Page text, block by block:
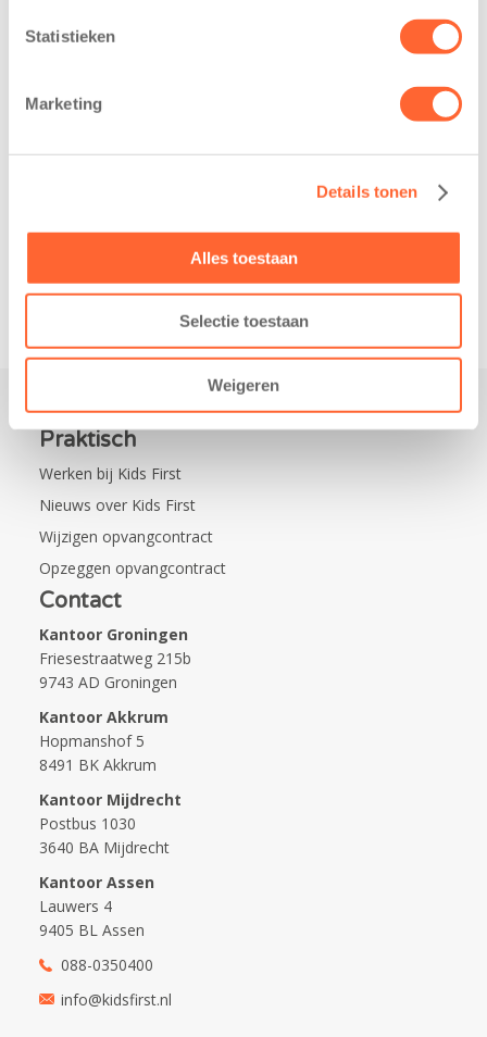
Statistieken
Marketing
Details tonen
Alles toestaan
Selectie toestaan
Weigeren
Eelde trainden
voor de Kids First
kregen een…
realisatie van een
de wijk Wiarda in
Leeuwarden Zuid.
Na…
Praktisch
Werken bij Kids First
Nieuws over Kids First
Wijzigen opvangcontract
Opzeggen opvangcontract
Contact
Kantoor Groningen
Friesestraatweg 215b
9743 AD Groningen
Kantoor Akkrum
Hopmanshof 5
8491 BK Akkrum
Kantoor Mijdrecht
Postbus 1030
3640 BA Mijdrecht
Kantoor Assen
Lauwers 4
9405 BL Assen
088-0350400
info@kidsfirst.nl